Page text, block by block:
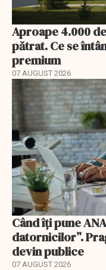
Aproape 4.000
pătrat. Ce se
premium
07 AUGUST 2026
Când îți pune
datornicilor”.
devin publice
07 AUGUST 2026